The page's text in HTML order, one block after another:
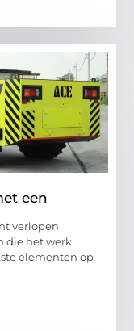
een
verlopen
die het werk
elementen op